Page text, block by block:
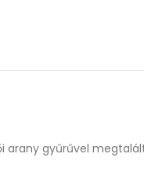
arany gyűrűvel